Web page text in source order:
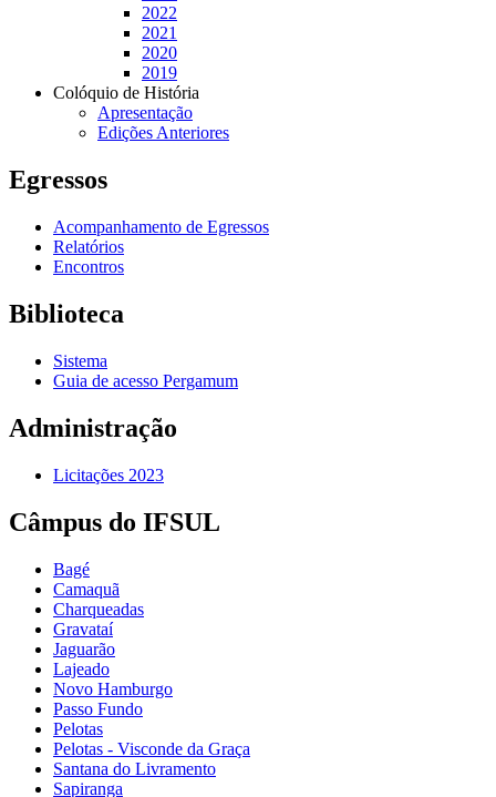
2022
2021
2020
2019
Colóquio de História
Apresentação
Edições Anteriores
Egressos
Acompanhamento de Egressos
Relatórios
Encontros
Biblioteca
Sistema
Guia de acesso Pergamum
Administração
Licitações 2023
Câmpus do IFSUL
Bagé
Camaquã
Charqueadas
Gravataí
Jaguarão
Lajeado
Novo Hamburgo
Passo Fundo
Pelotas
Pelotas - Visconde da Graça
Santana do Livramento
Sapiranga